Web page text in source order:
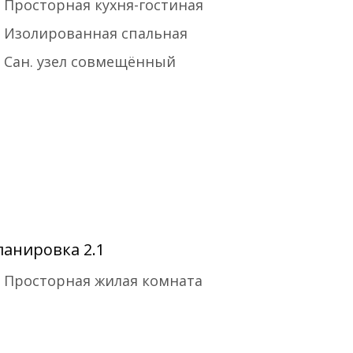
Просторная кухня-гостиная
Изолированная спальная
Сан. узел совмещённый
2.1
Просторная жилая комната